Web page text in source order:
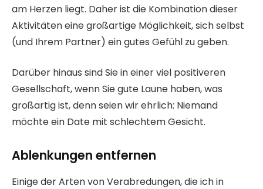
am Herzen liegt. Daher ist die Kombination dieser
Aktivitäten eine großartige Möglichkeit, sich selbst
(und Ihrem Partner) ein gutes Gefühl zu geben.
Darüber hinaus sind Sie in einer viel positiveren
Gesellschaft, wenn Sie gute Laune haben, was
großartig ist, denn seien wir ehrlich: Niemand
möchte ein Date mit schlechtem Gesicht.
Ablenkungen entfernen
Einige der Arten von Verabredungen, die ich in